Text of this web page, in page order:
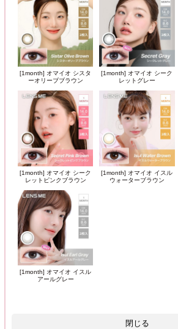
[1month] オマイオ シスタ
ーオリーブブラウン
[1month] オマイオ シーク
レットグレー
[1month] オマイオ シーク
レットピンクブラウン
[1month] オマイオ イスル
ウォーターブラウン
[1month] オマイオ イスル
アールグレー
閉じる